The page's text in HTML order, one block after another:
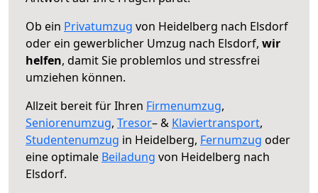
Ob ein Privatumzug von Heidelberg nach Elsdorf
oder ein gewerblicher Umzug nach Elsdorf, wir
helfen, damit Sie problemlos und stressfrei
umziehen können.
Allzeit bereit für Ihren Firmenumzug,
Seniorenumzug, Tresor– & Klaviertransport,
Studentenumzug in Heidelberg, Fernumzug oder
eine optimale Beiladung von Heidelberg nach
Elsdorf.